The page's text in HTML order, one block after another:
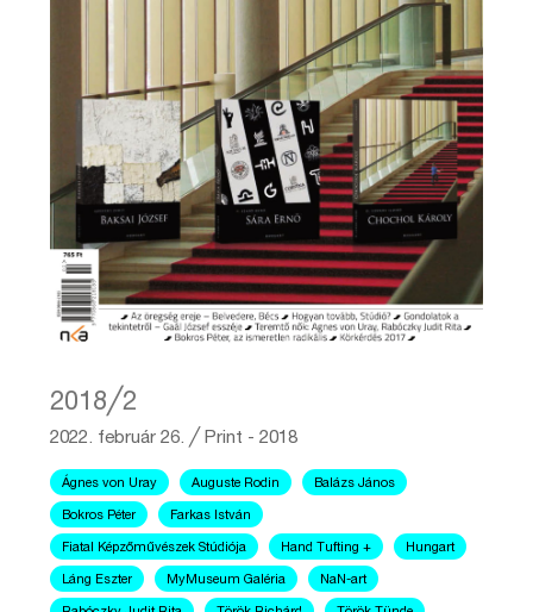
2018╱2
2022. február 26. ╱ Print - 2018
Ágnes von Uray Auguste Rodin Balázs János
Bokros Péter Farkas István
Fiatal Képzőművészek Stúdiója Hand Tufting + Hungart
Láng Eszter MyMuseum Galéria NaN-art